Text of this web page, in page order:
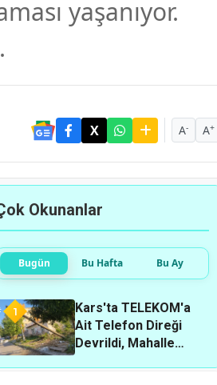
yaşanıyor.
A- A+
Okunanlar
Bugün Bu Hafta Bu Ay
1
Kars'ta TELEKOM'a
Ait Telefon Direği
Devrildi, Mahalle